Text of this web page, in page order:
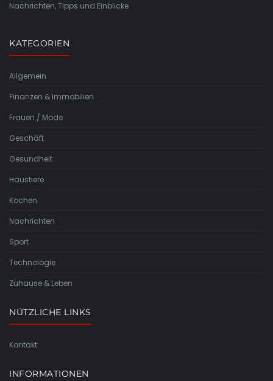
Nachrichten, Tipps und Einblicke
KATEGORIEN
Allgemein
Finanzen & Immobilien
Frauen / Mode
Geschäft
Gesundheit
Haustiere
Kochen
Nachrichten
Sport
Technologie
Zuhause & Leben
NÜTZLICHE LINKS
Kontakt
INFORMATIONEN